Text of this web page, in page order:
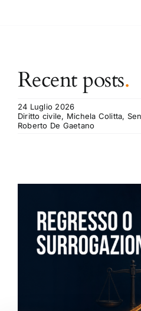
Recent posts.
24 Luglio 2026
Diritto civile, Michela Colitta,
Roberto De Gaetano